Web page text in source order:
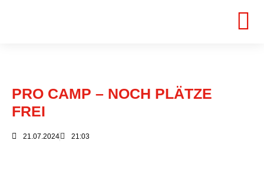
PRO CAMP – NOCH PLÄTZE
FREI
21.07.2024 21:03